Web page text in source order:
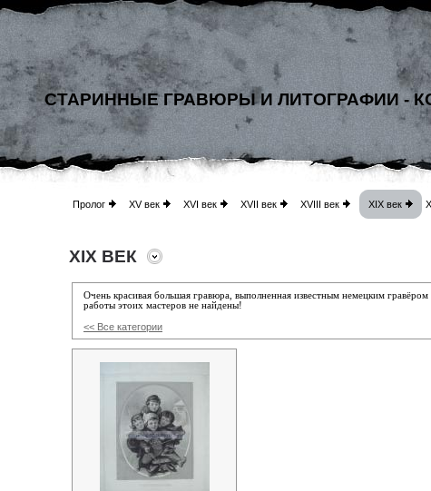
СТАРИННЫЕ ГРАВЮРЫ И ЛИТОГРАФИИ -
Пролог XV век XVI век XVII век XVIII век XIX век
XIX ВЕК
Очень красивая большая гравюра, выполненная известным немецким гравёром
работы этоих мастеров не найдены!
<< Все категории